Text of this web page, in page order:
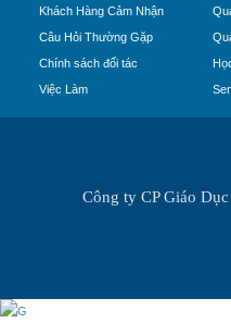
Khách Hàng Cảm Nhận
Câu Hỏi Thường Gặp
Chính sách đối tác
Việc Làm
Công ty CP Giáo